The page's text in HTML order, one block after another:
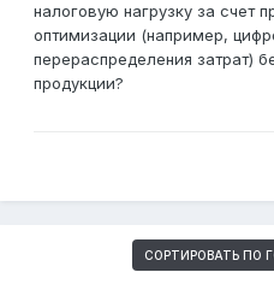
налоговую нагрузку за счет
оптимизации (например,
перераспределения затрат)
продукции?
СОРТИРОВАТЬ ПО